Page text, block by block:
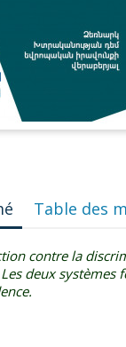
Table des
contre la
deux